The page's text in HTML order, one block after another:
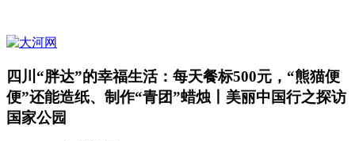
四川“胖达”的幸福生活：每天餐标500元，“熊猫便
便”还能造纸、制作“青团”蜡烛丨美丽中国行之探访
国家公园